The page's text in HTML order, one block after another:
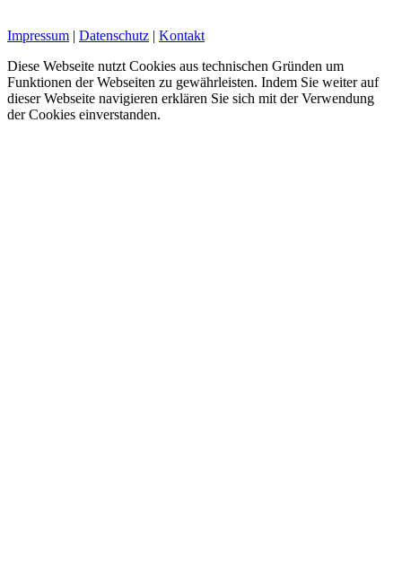
Impressum | Datenschutz | Kontakt
Diese Webseite nutzt Cookies aus technischen Gründen um
Funktionen der Webseiten zu gewährleisten. Indem Sie weiter auf
dieser Webseite navigieren erklären Sie sich mit der Verwendung
der Cookies einverstanden.